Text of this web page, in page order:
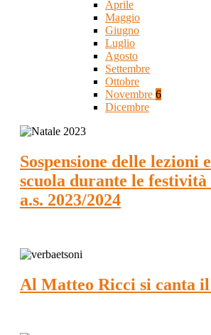
Aprile
Maggio
Giugno
Luglio
Agosto
Settembre
Ottobre
Novembre 6
Dicembre
Sospensione delle lezioni
scuola durante le
a.s. 2023/2024
Al Matteo Ricci si canta